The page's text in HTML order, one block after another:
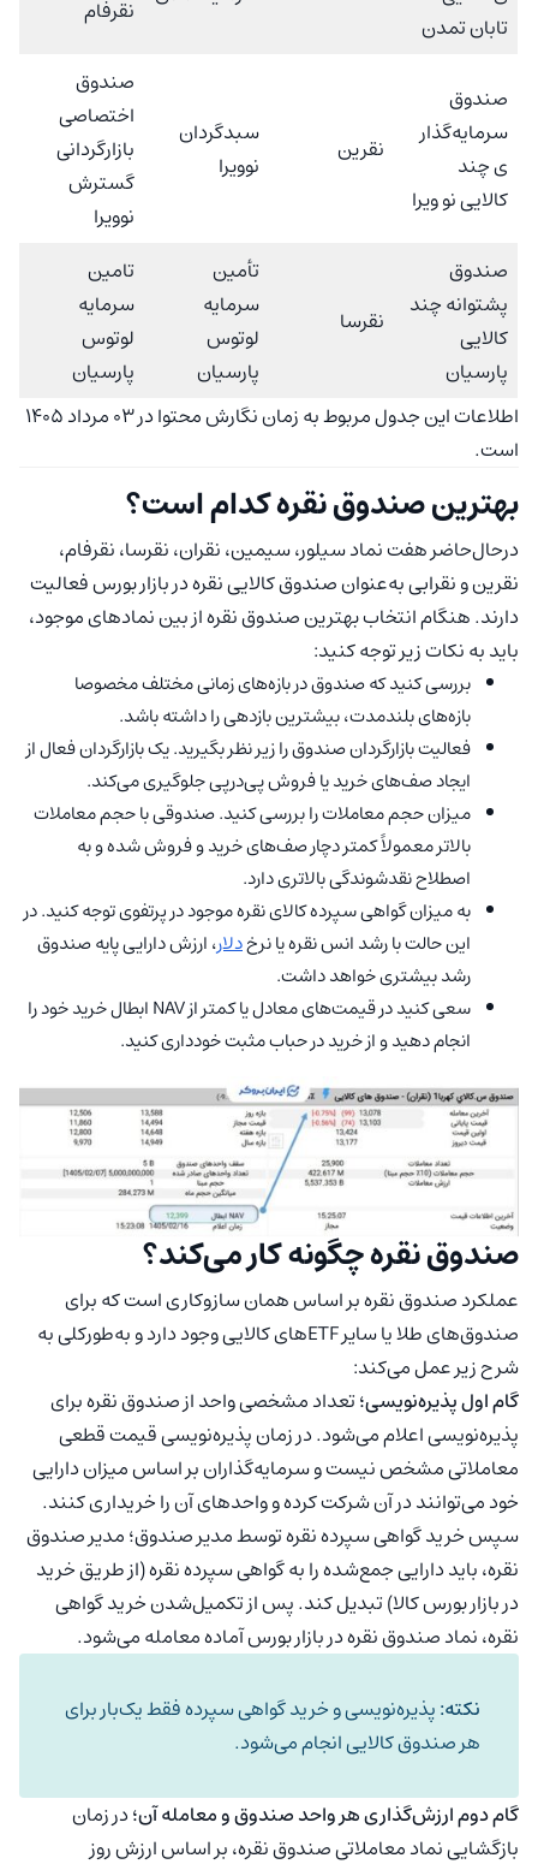
تابان تمدن
نقرفام
صندوق
سرمایه‌گذار
ی چند
کالایی نو ویرا
نقرین
سبدگردان
نوویرا
صندوق
اختصاصی
بازارگردانی
گسترش
نوویرا
صندوق
پشتوانه چند
کالایی
پارسیان
نقرسا
تأمین
سرمایه
لوتوس
پارسیان
تامین
سرمایه
لوتوس
پارسیان
اطلاعات این جدول مربوط به زمان نگارش محتوا در 03 مرداد 1405
است.
بهترین صندوق نقره کدام است؟
درحال‌حاضر هفت نماد سیلور، سیمین، نقران، نقرسا، نقرفام،
نقرین و نقرابی به‌عنوان صندوق کالایی نقره در بازار بورس فعالیت
دارند. هنگام انتخاب بهترین صندوق نقره از بین نمادهای موجود،
باید به نکات زیر توجه کنید:
بررسی کنید که صندوق در بازه‌های زمانی مختلف مخصوصا
بازه‌های بلندمدت، بیشترین بازدهی را داشته باشد.
فعالیت بازارگردان صندوق را زیر نظر بگیرید. یک بازارگردان فعال از
ایجاد صف‌های خرید یا فروش پی‌درپی جلوگیری می‌کند.
میزان حجم معاملات را بررسی کنید. صندوقی با حجم معاملات
بالاتر معمولاً کمتر دچار صف‌های خرید و فروش شده و به
اصطلاح نقدشوندگی بالاتری دارد.
به میزان گواهی سپرده کالای نقره موجود در پرتفوی توجه کنید. در
این حالت با رشد انس نقره یا نرخدلار، ارزش دارایی پایه صندوق
رشد بیشتری خواهد داشت.
سعی کنید در قیمت‌های معادل یا کمتر از NAV ابطال خرید خود را
انجام دهید و از خرید در حباب مثبت خودداری کنید.
صندوق نقره چگونه کار می‌کند؟
عملکرد صندوق نقره بر اساس همان سازوکاری است که برای
صندوق‌های طلا یا سایر ETFهای کالایی وجود دارد و به‌طورکلی به
شرح زیر عمل می‌کند:
گام اول پذیره‌نویسی؛تعداد مشخصی واحد از صندوق نقره برای
پذیره‌نویسی اعلام می‌شود. در زمان پذیره‌نویسی قیمت قطعی
معاملاتی مشخص نیست و سرمایه‌گذاران بر اساس میزان دارایی
خود می‌توانند در آن شرکت کرده و واحدهای آن را خریداری کنند.
سپس خرید گواهی سپرده نقره توسط مدیر صندوق؛ مدیر صندوق
نقره، باید دارایی جمع‌شده را به گواهی سپرده نقره (از طریق خرید
در بازار بورس کالا) تبدیل کند. پس از تکمیل‌شدن خرید گواهی
نقره، نماد صندوق نقره در بازار بورس آماده معامله می‌شود.
نکته:پذیره‌نویسی و خرید گواهی سپرده فقط یک‌بار برای
هر صندوق کالایی انجام می‌شود.
گام دوم ارزش‌گذاری هر واحد صندوق و معامله آن؛در زمان
بازگشایی نماد معاملاتی صندوق نقره، بر اساس ارزش روز